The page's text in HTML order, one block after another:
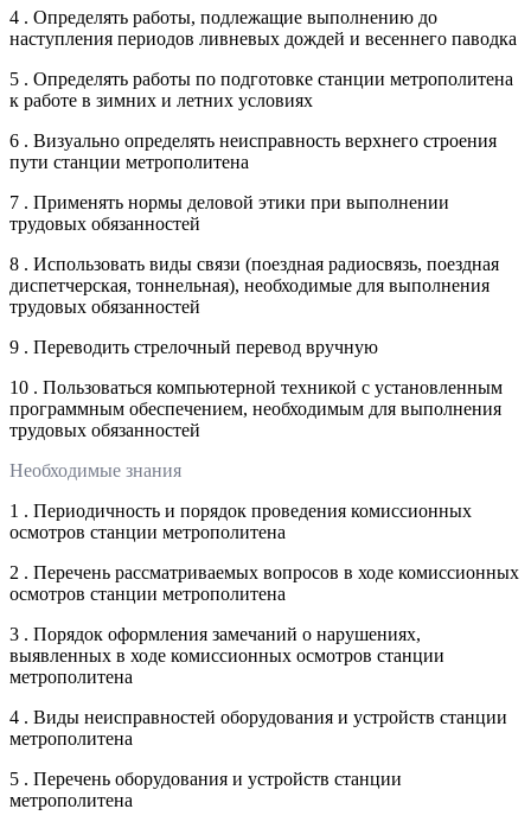
4 . Определять работы, подлежащие выполнению до
наступления периодов ливневых дождей и весеннего паводка
5 . Определять работы по подготовке станции метрополитена
к работе в зимних и летних условиях
6 . Визуально определять неисправность верхнего строения
пути станции метрополитена
7 . Применять нормы деловой этики при выполнении
трудовых обязанностей
8 . Использовать виды связи (поездная радиосвязь, поездная
диспетчерская, тоннельная), необходимые для выполнения
трудовых обязанностей
9 . Переводить стрелочный перевод вручную
10 . Пользоваться компьютерной техникой с установленным
программным обеспечением, необходимым для выполнения
трудовых обязанностей
Необходимые знания
1 . Периодичность и порядок проведения комиссионных
осмотров станции метрополитена
2 . Перечень рассматриваемых вопросов в ходе комиссионных
осмотров станции метрополитена
3 . Порядок оформления замечаний о нарушениях,
выявленных в ходе комиссионных осмотров станции
метрополитена
4 . Виды неисправностей оборудования и устройств станции
метрополитена
5 . Перечень оборудования и устройств станции
метрополитена